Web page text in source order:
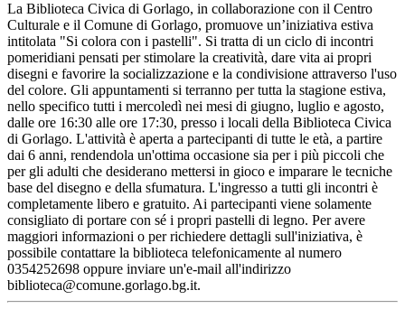
La Biblioteca Civica di Gorlago, in collaborazione con il Centro
Culturale e il Comune di Gorlago, promuove un’iniziativa estiva
intitolata "Si colora con i pastelli". Si tratta di un ciclo di incontri
pomeridiani pensati per stimolare la creatività, dare vita ai propri
disegni e favorire la socializzazione e la condivisione attraverso l'uso
del colore. Gli appuntamenti si terranno per tutta la stagione estiva,
nello specifico tutti i mercoledì nei mesi di giugno, luglio e agosto,
dalle ore 16:30 alle ore 17:30, presso i locali della Biblioteca Civica
di Gorlago. L'attività è aperta a partecipanti di tutte le età, a partire
dai 6 anni, rendendola un'ottima occasione sia per i più piccoli che
per gli adulti che desiderano mettersi in gioco e imparare le tecniche
base del disegno e della sfumatura. L'ingresso a tutti gli incontri è
completamente libero e gratuito. Ai partecipanti viene solamente
consigliato di portare con sé i propri pastelli di legno. Per avere
maggiori informazioni o per richiedere dettagli sull'iniziativa, è
possibile contattare la biblioteca telefonicamente al numero
0354252698 oppure inviare un'e-mail all'indirizzo
biblioteca@comune.gorlago.bg.it.